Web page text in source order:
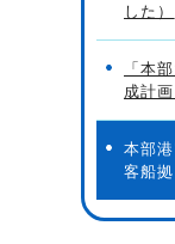
した）
「本
成計
本部
客船